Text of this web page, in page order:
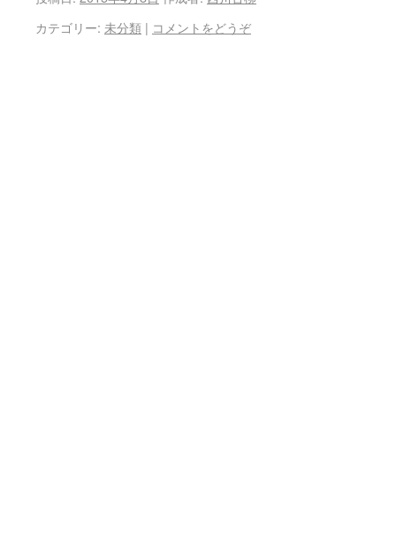
カテゴリー: 未分類 | コメントをどうぞ